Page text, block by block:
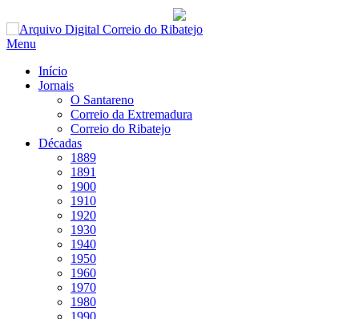
Saltar
para
Menu
Início
Jornais
O Santareno
Correio da Extremadura
Correio do Ribatejo
Décadas
1889
1891
1900
1910
1920
1930
1940
1950
1960
1970
1980
1990